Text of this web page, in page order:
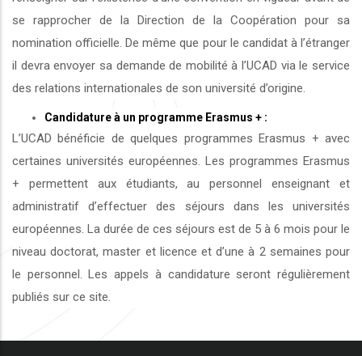
se rapprocher de la Direction de la Coopération pour sa
nomination officielle. De même que pour le candidat à l’étranger
il devra envoyer sa demande de mobilité à l’UCAD via le service
des relations internationales de son université d’origine.
Candidature à un programme Erasmus + :
L’UCAD bénéficie de quelques programmes Erasmus + avec
certaines universités européennes. Les programmes Erasmus
+ permettent aux étudiants, au personnel enseignant et
administratif d’effectuer des séjours dans les universités
européennes. La durée de ces séjours est de 5 à 6 mois pour le
niveau doctorat, master et licence et d’une à 2 semaines pour
le personnel. Les appels à candidature seront régulièrement
publiés sur ce site.